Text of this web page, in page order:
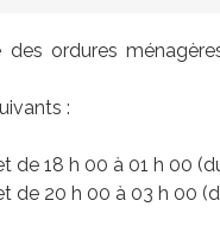
ordures
:
de 18 h 00 à 01 h 00
de 20 h 00 à 03 h 00